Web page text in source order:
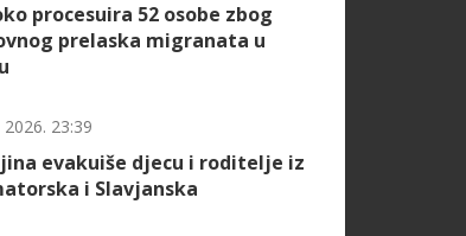
procesuira 52 osobe zbog
prelaska migranata u
2026. 23:39
evakuiše djecu i roditelje iz
i Slavjanska